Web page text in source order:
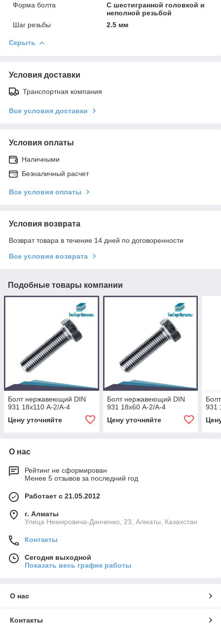
Форма болта
С шестигранной головкой и
неполной резьбой
Шаг резьбы
2.5 мм
Скрыть
Условия доставки
Транспортная компания
Все условия доставки
Условия оплаты
Наличными
Безналичный расчет
Все условия оплаты
Условия возврата
Возврат товара в течение 14 дней по договоренности
Все условия возврата
Подобные товары компании
Болт нержавеющий DIN
931 18х110 A-2/A-4
Цену уточняйте
Болт нержавеющий DIN
931 18х60 A-2/A-4
Цену уточняйте
931
О нас
Рейтинг не сформирован
Менее 5 отзывов за последний год
Работает с 21.05.2012
г. Алматы
Улица Немировича-Данченко, 23, Алматы, Казахстан
Контакты
Сегодня выходной
Показать весь график работы
О нас
Контакты